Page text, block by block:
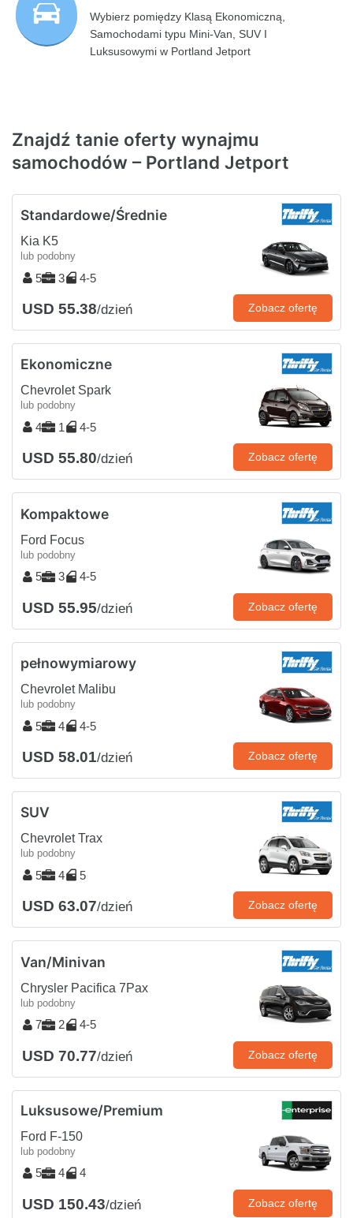
Wybierz pomiędzy Klasą Ekonomiczną,
Samochodami typu Mini-Van, SUV I
Luksusowymi w Portland Jetport
Znajdź tanie oferty wynajmu
samochodów – Portland Jetport
Standardowe/Średnie
Kia K5
lub podobny
5 3 4-5
USD 55.38/dzień Zobacz ofertę
Ekonomiczne
Chevrolet Spark
lub podobny
4 1 4-5
USD 55.80/dzień Zobacz ofertę
Kompaktowe
Ford Focus
lub podobny
5 3 4-5
USD 55.95/dzień Zobacz ofertę
pełnowymiarowy
Chevrolet Malibu
lub podobny
5 4 4-5
USD 58.01/dzień Zobacz ofertę
SUV
Chevrolet Trax
lub podobny
5 4 5
USD 63.07/dzień Zobacz ofertę
Van/Minivan
Chrysler Pacifica 7Pax
lub podobny
7 2 4-5
USD 70.77/dzień Zobacz ofertę
Luksusowe/Premium
Ford F-150
lub podobny
5 4 4
USD 150.43/dzień Zobacz ofertę